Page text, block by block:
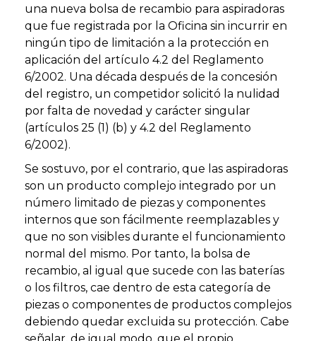
una nueva bolsa de recambio para aspiradoras
que fue registrada por la Oficina sin incurrir en
ningún tipo de limitación a la protección en
aplicación del artículo 4.2 del Reglamento
6/2002. Una década después de la concesión
del registro, un competidor solicitó la nulidad
por falta de novedad y carácter singular
(artículos 25 (1) (b) y 4.2 del Reglamento
6/2002).
Se sostuvo, por el contrario, que las aspiradoras
son un producto complejo integrado por un
número limitado de piezas y componentes
internos que son fácilmente reemplazables y
que no son visibles durante el funcionamiento
normal del mismo. Por tanto, la bolsa de
recambio, al igual que sucede con las baterías
o los filtros, cae dentro de esta categoría de
piezas o componentes de productos complejos
debiendo quedar excluida su protección. Cabe